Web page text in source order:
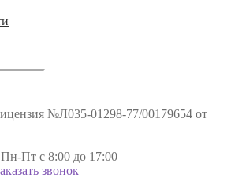
№Л035-01298-77/00179654 от
Пн-Пт с 8:00 до 17:00
звонок